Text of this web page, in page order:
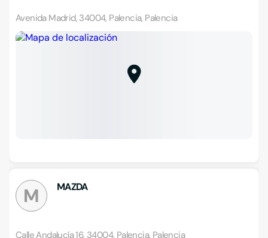
Avenida Madrid, 34004, Palencia, Palencia
M MAZDA
Calle Andalucía 16, 34004, Palencia, Palencia